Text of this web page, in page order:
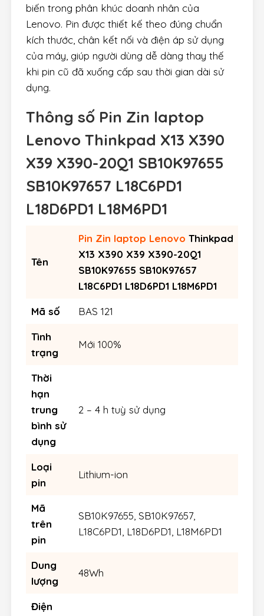
biến trong phân khúc doanh nhân của
Lenovo. Pin được thiết kế theo đúng chuẩn
kích thước, chân kết nối và điện áp sử dụng
của máy, giúp người dùng dễ dàng thay thế
khi pin cũ đã xuống cấp sau thời gian dài sử
dụng.
Thông số Pin Zin laptop
Lenovo Thinkpad X13 X390
X39 X390-20Q1 SB10K97655
SB10K97657 L18C6PD1
L18D6PD1 L18M6PD1
Tên
Pin Zin laptop Lenovo Thinkpad
X13 X390 X39 X390-20Q1
SB10K97655 SB10K97657
L18C6PD1 L18D6PD1 L18M6PD1
Mã số BAS 121
Tình
trạng
Mới 100%
Thời
hạn
trung
bình sử
dụng
2 – 4 h tuỳ sử dụng
Loại
pin
Lithium-ion
Mã
trên
pin
SB10K97655, SB10K97657,
L18C6PD1, L18D6PD1, L18M6PD1
Dung
lượng
48Wh
Điện